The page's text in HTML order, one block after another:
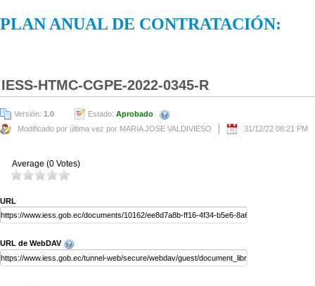
PLAN ANUAL DE CONTRATACIÓN:
IESS-HTMC-CGPE-2022-0345-R
Versión: 1.0 Estado: Aprobado
Modificado por última vez por MARIA JOSE VALDIVIESO
31/12/22 08:21 PM
Average (0 Votes)
URL
URL de WebDAV